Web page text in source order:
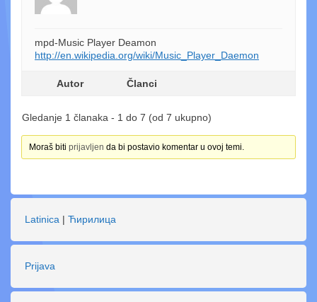
mpd-Music Player Deamon
http://en.wikipedia.org/wiki/Music_Player_Daemon
Autor Članci
Gledanje 1 članaka - 1 do 7 (od 7 ukupno)
Moraš bitiprijavljen da bi postavio komentar u ovoj temi.
Latinica | Ћирилица
Prijava